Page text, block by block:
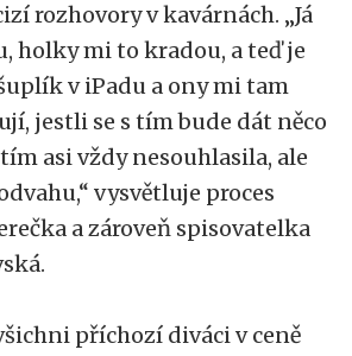
rozhovory v kavárnách. „Já
holky mi to kradou, a teď je
v iPadu a ony mi tam
jestli se s tím bude dát něco
asi vždy nesouhlasila, ale
vysvětluje proces
a zároveň spisovatelka
příchozí diváci v ceně